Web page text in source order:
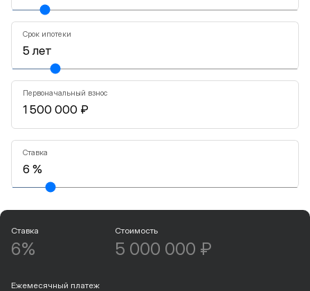
Срок ипотеки
Первоначальный взнос
Ставка
Ставка
6%
Стоимость
5 000 000 ₽
Ежемесячный платеж